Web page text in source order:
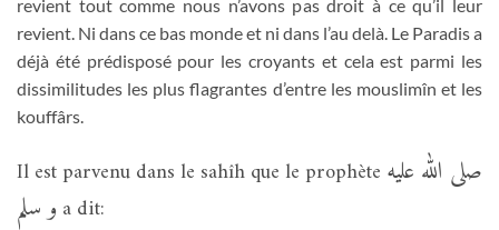
revient tout comme nous n’avons pas droit à ce qu’il leur
revient. Ni dans ce bas monde et ni dans l’au delà. Le Paradis a
déjà été prédisposé pour les croyants et cela est parmi les
dissimilitudes les plus flagrantes d’entre les mouslimîn et les
kouffârs.
Il est parvenu dans le sahîh que le prophète صلى الله عليه
و سلم a dit: